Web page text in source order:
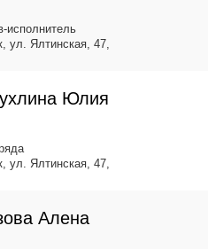
исполнитель
ул. Ялтинская, 47,
Юлия
ул. Ялтинская, 47,
Алена